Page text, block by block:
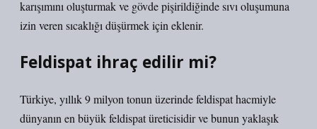
karışımını oluşturmak ve gövde pişirildiğinde sıvı oluşumuna
izin veren sıcaklığı düşürmek için eklenir.
Feldispat ihraç edilir mi?
Türkiye, yıllık 9 milyon tonun üzerinde feldispat hacmiyle
dünyanın en büyük feldispat üreticisidir ve bunun yaklaşık